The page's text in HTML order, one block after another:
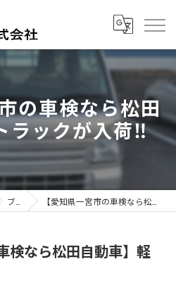
の車検なら松田
ラックが入荷‼️
ブログ 【愛知県一宮市の車検なら松田自動車】軽トラックが入荷‼️
検なら松田自動車】軽